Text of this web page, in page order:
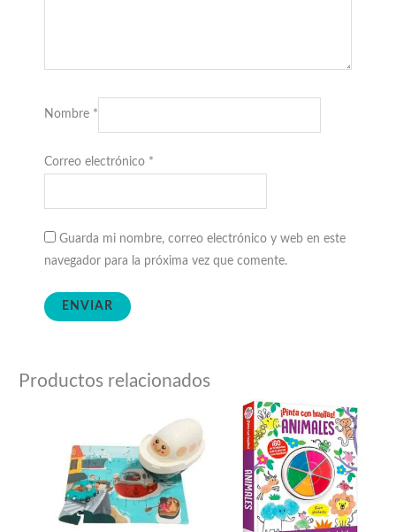
Nombre *
Correo electrónico *
Guarda mi nombre, correo electrónico y web en este
navegador para la próxima vez que comente.
Productos relacionados